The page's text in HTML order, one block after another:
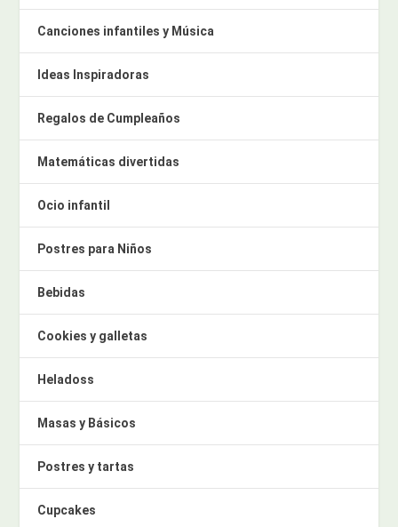
Canciones infantiles y Música
Ideas Inspiradoras
Regalos de Cumpleaños
Matemáticas divertidas
Ocio infantil
Postres para Niños
Bebidas
Cookies y galletas
Heladoss
Masas y Básicos
Postres y tartas
Cupcakes